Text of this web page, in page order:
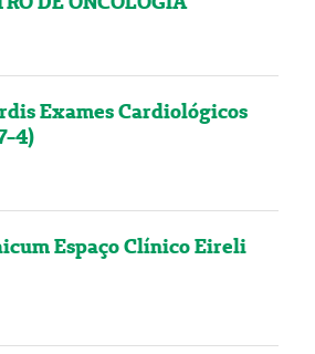
Exames Cardiológicos
4)
Espaço Clínico Eireli